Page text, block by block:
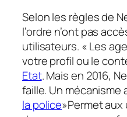
Selon les règles de
l’ordre n’ont pas
utilisateurs. « Les
votre profil ou le
Etat. Mais en 2016,
faille. Un mécanisme
la police»Permet aux